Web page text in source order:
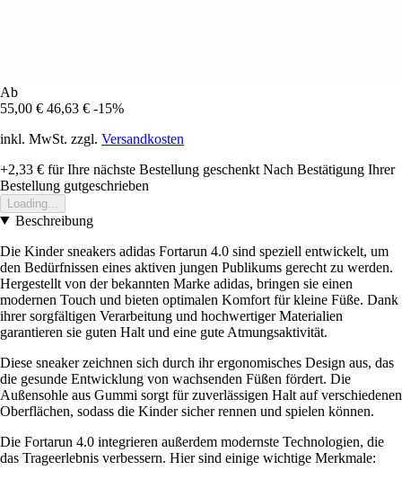
Ab
55,00 € 46,63 € -15%
inkl. MwSt. zzgl. Versandkosten
+2,33 € für Ihre nächste Bestellung geschenkt Nach Bestätigung Ihrer
Bestellung gutgeschrieben
Loading...
Beschreibung
Die Kinder sneakers adidas Fortarun 4.0 sind speziell entwickelt, um
den Bedürfnissen eines aktiven jungen Publikums gerecht zu werden.
Hergestellt von der bekannten Marke adidas, bringen sie einen
modernen Touch und bieten optimalen Komfort für kleine Füße. Dank
ihrer sorgfältigen Verarbeitung und hochwertiger Materialien
garantieren sie guten Halt und eine gute Atmungsaktivität.
Diese sneaker zeichnen sich durch ihr ergonomisches Design aus, das
die gesunde Entwicklung von wachsenden Füßen fördert. Die
Außensohle aus Gummi sorgt für zuverlässigen Halt auf verschiedenen
Oberflächen, sodass die Kinder sicher rennen und spielen können.
Die Fortarun 4.0 integrieren außerdem modernste Technologien, die
das Trageerlebnis verbessern. Hier sind einige wichtige Merkmale: